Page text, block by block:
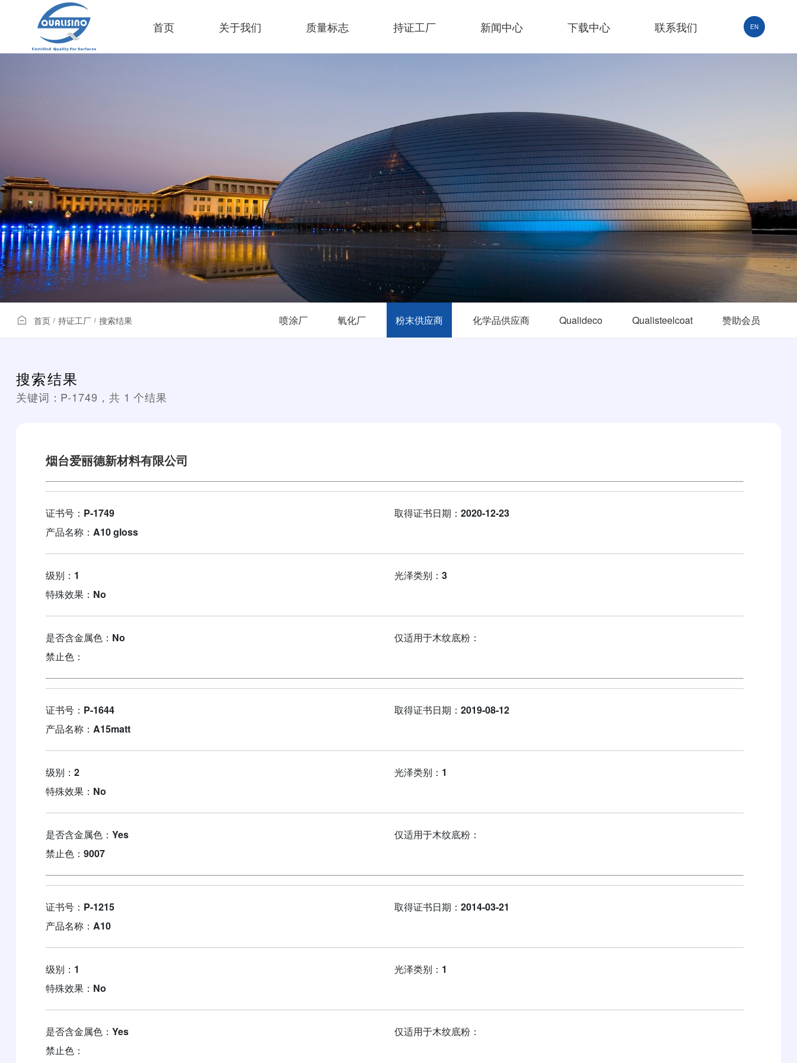
首页 关于我们 质量标志 持证工厂 新闻中心 下载中心 联系我们 EN
首页 / 持证工厂 / 搜索结果 喷涂厂 氧化厂 粉末供应商 化学品供应商 Qualideco Qualisteelcoat 赞助会员
搜索结果
关键词： P-1749 ，共 1 个结果
烟台爱丽德新材料有限公司
证书号： P-1749 取得证书日期：2020-12-23
产品名称： A10 gloss
级别： 1 光泽类别：3
特殊效果： No
是否含金属色： No
仅适用于木纹底粉：
禁止色：
证书号： P-1644 取得证书日期：2019-08-12
产品名称： A15matt
级别： 2 光泽类别： 1
特殊效果： No
是否含金属色： Yes
仅适用于木纹底粉：
禁止色： 9007
证书号： P-1215 取得证书日期：2014-03-21
产品名称： A10
级别： 1 光泽类别： 1
特殊效果： No
是否含金属色： Yes
仅适用于木纹底粉：
禁止色：